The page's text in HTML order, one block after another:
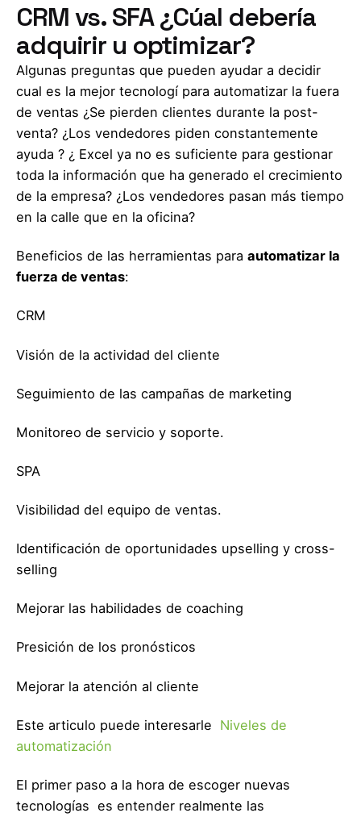
CRM vs. SFA ¿Cúal debería
adquirir u optimizar?
Algunas preguntas que pueden ayudar a decidir
cual es la mejor tecnologí para automatizar la fuera
de ventas ¿Se pierden clientes durante la post-
venta? ¿Los vendedores piden constantemente
ayuda ? ¿ Excel ya no es suficiente para gestionar
toda la información que ha generado el crecimiento
de la empresa? ¿Los vendedores pasan más tiempo
en la calle que en la oficina?
Beneficios de las herramientas para automatizar la
fuerza de ventas:
CRM
Visión de la actividad del cliente
Seguimiento de las campañas de marketing
Monitoreo de servicio y soporte.
SPA
Visibilidad del equipo de ventas.
Identificación de oportunidades upselling y cross-
selling
Mejorar las habilidades de coaching
Presición de los pronósticos
Mejorar la atención al cliente
Este articulo puede interesarle Niveles de
automatización
El primer paso a la hora de escoger nuevas
tecnologías es entender realmente las